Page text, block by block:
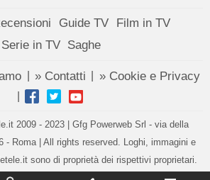
Guide TV
Film in TV
Serie in TV Saghe
» Contatti » Cookie e Privacy
2009 - 2023 | Gfg Powerweb Srl - via della
- Roma | All rights reserved. Loghi, immagini e
sono di proprietà dei rispettivi proprietari.